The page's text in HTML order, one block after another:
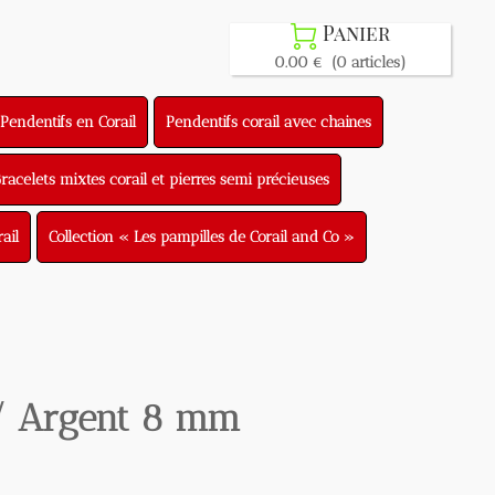
Panier
0.00 € (0 articles)
en Corail Pendentifs corail avec chaines
mixtes corail et pierres semi précieuses
Collection « Les pampilles de Corail and Co »
8 mm